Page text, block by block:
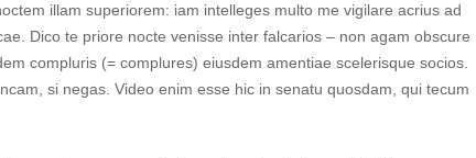
illam superiorem: iam intelleges multo me vigilare acrius ad
Dico te priore nocte venisse inter falcarios – non agam obscure
compluris (= complures) eiusdem amentiae scelerisque socios.
si negas. Video enim esse hic in senatu quosdam, qui tecum